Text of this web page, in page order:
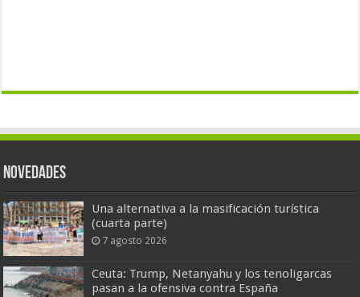
Novedades
Una alternativa a la masificación turística
(cuarta parte)
7 agosto 2026
Ceuta: Trump, Netanyahu y los tenoligarcas
pasan a la ofensiva contra España